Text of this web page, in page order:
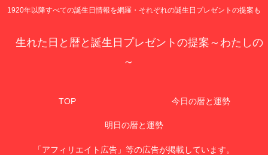
1920年以降すべての誕生日情報を網羅・それぞれの誕生日プレゼントの提案も
生れた日と暦と誕生日プレゼントの提案～わたしの
～
TOP 今日の暦と運勢
明日の暦と運勢
「アフィリエイト広告」等の広告が掲載しています。